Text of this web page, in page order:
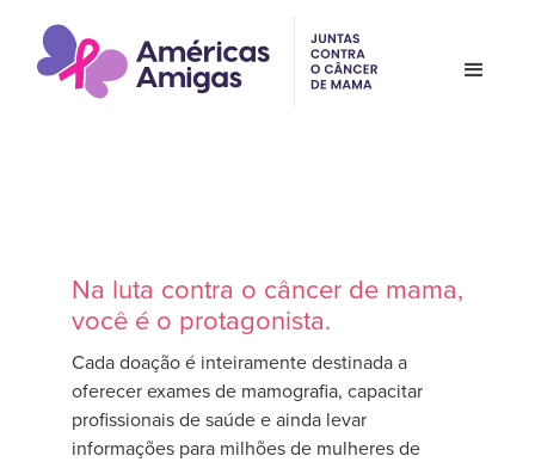
Na luta contra o câncer de mama,
você é o protagonista.
Cada doação é inteiramente destinada a
oferecer exames de mamografia, capacitar
profissionais de saúde e ainda levar
informações para milhões de mulheres de